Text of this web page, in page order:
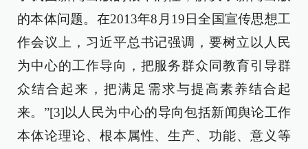
的本体问题。在2013年8月19日全国宣传思想工
作会议上，习近平总书记强调，要树立以人民
为中心的工作导向，把服务群众同教育引导群
众结合起来，把满足需求与提高素养结合起
来。”[3]以人民为中心的导向包括新闻舆论工作
本体论理论、根本属性、生产、功能、意义等